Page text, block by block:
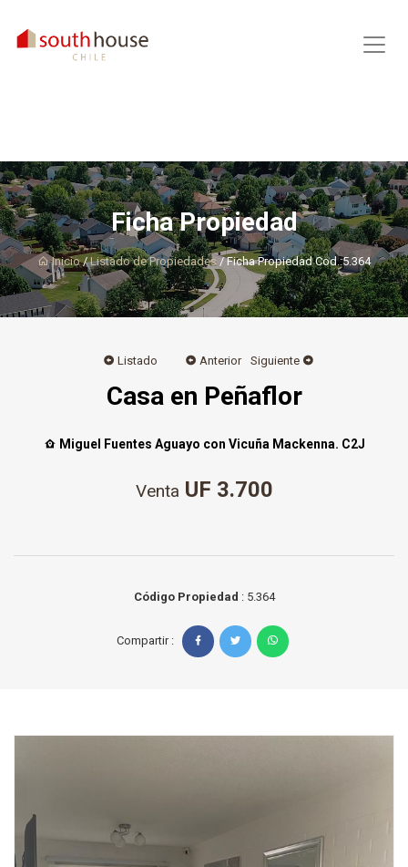
Ficha Propiedad
Inicio/Listado de Propiedades / Ficha Propiedad Cod.:5.364
Listado Anterior Siguiente
Casa en Peñaflor
Miguel Fuentes Aguayo con Vicuña Mackenna. C2J
Venta UF 3.700
Código Propiedad : 5.364
Compartir :